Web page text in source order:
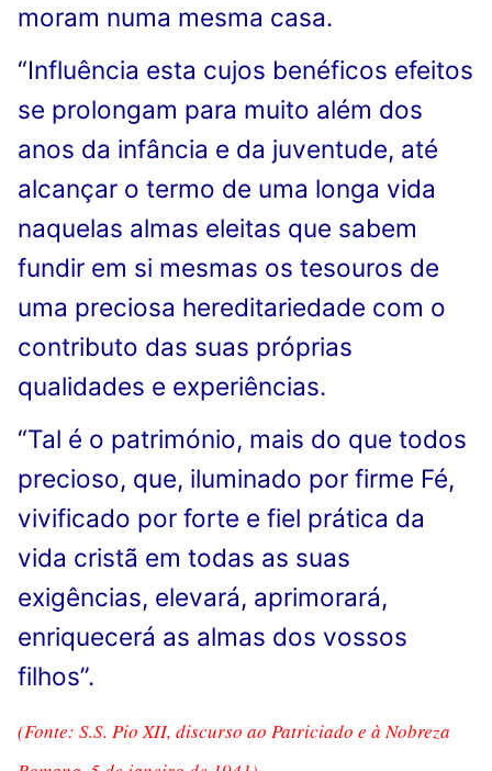
moram numa mesma casa.
“Influência esta cujos benéficos efeitos
se prolongam para muito além dos
anos da infância e da juventude, até
alcançar o termo de uma longa vida
naquelas almas eleitas que sabem
fundir em si mesmas os tesouros de
uma preciosa hereditariedade com o
contributo das suas próprias
qualidades e experiências.
“Tal é o património, mais do que todos
precioso, que, iluminado por firme Fé,
vivificado por forte e fiel prática da
vida cristã em todas as suas
exigências, elevará, aprimorará,
enriquecerá as almas dos vossos
filhos”.
(Fonte: S.S. Pio XII, discurso ao Patriciado e à Nobreza